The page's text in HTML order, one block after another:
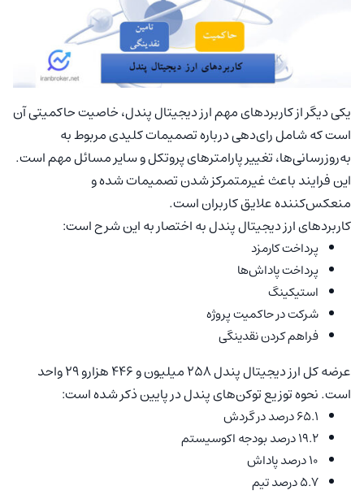
یکی دیگر از کاربردهای مهم ارز دیجیتال پندل، خاصیت حاکمیتی آن
است که شامل رای‌دهی درباره تصمیمات کلیدی مربوط به
به‌روزرسانی‌ها، تغییر پارامترهای پروتکل و سایر مسائل مهم است.
این فرایند باعث غیرمتمرکز شدن تصمیمات شده و
منعکس‌کننده علایق کاربران است.
کاربردهای ارز دیجیتال پندل به اختصار به این شرح است:
پرداخت کارمزد
پرداخت پاداش‌ها
استیکینگ
شرکت در حاکمیت پروژه
فراهم کردن نقدینگی
عرضه کل ارز دیجیتال پندل ۲۵۸ میلیون و ۴۴۶ هزارو ۲۹ واحد
است. نحوه توزیع توکن‌های پندل در پایین ذکر شده است:
۶۵.۱ درصد در گردش
۱۹.۲ درصد بودجه اکوسیستم
۱۰ درصد پاداش
۵.۷ درصد تیم